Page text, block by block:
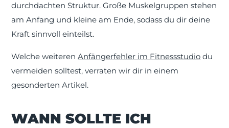
durchdachten Struktur. Große Muskelgruppen stehen
am Anfang und kleine am Ende, sodass du dir deine
Kraft sinnvoll einteilst.
Welche weiterenAnfängerfehler im Fitnessstudio du
vermeiden solltest, verraten wir dir in einem
gesonderten Artikel.
WANN SOLLTE ICH